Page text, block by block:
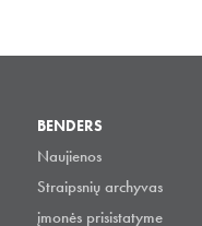
BENDERS
Naujienos
Straipsnių archyvas
įmonės prisistatyme